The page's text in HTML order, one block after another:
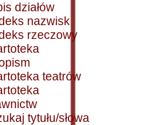
działów
nazwisk
rzeczowy
teatrów
tytułu/słowa